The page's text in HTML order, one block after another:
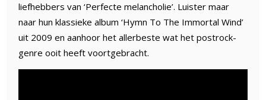
liefhebbers van ‘Perfecte melancholie’. Luister maar
naar hun klassieke album ‘Hymn To The Immortal Wind’
uit 2009 en aanhoor het allerbeste wat het postrock-
genre ooit heeft voortgebracht.